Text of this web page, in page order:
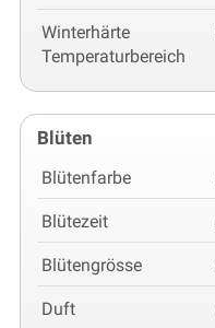
Winterhärte
Temperaturbereich
Blüten
Blütenfarbe
Blütezeit
Blütengrösse
Duft